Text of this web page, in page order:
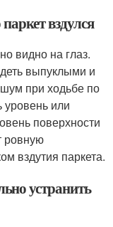
вздулся
видно на глаз.
выпуклыми и
при ходьбе по
уровень или
поверхности
ровную
вздутия паркета.
устранить